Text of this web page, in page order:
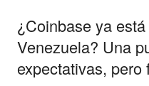
¿Coinbase ya
Venezuela? Una
expectativas,